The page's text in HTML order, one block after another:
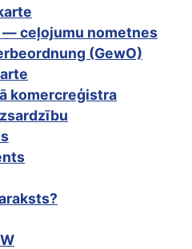
ceļojumu nometnes
(GewO)
komercreģistra